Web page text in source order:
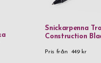
Snickarpenna
Construction
Pris från 449 kr